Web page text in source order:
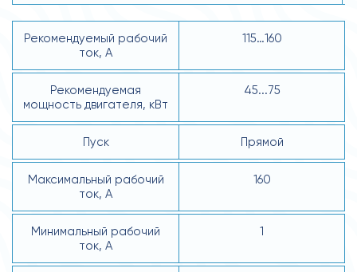
Рекомендуемый рабочий
ток, А
115…160
Рекомендуемая
мощность двигателя, кВт
45...75
Пуск Прямой
Максимальный рабочий
ток, А
160
Минимальный рабочий
ток, А
1